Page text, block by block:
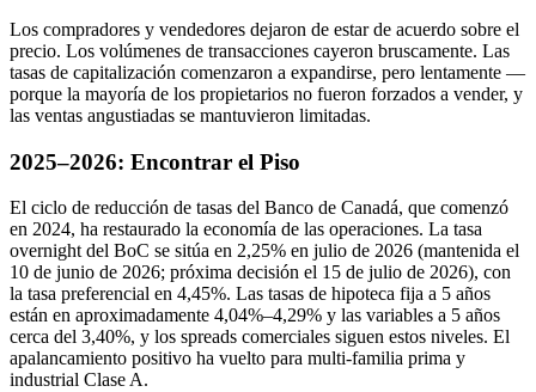
Los compradores y vendedores dejaron de estar de acuerdo sobre el
precio. Los volúmenes de transacciones cayeron bruscamente. Las
tasas de capitalización comenzaron a expandirse, pero lentamente —
porque la mayoría de los propietarios no fueron forzados a vender, y
las ventas angustiadas se mantuvieron limitadas.
2025–2026: Encontrar el Piso
El ciclo de reducción de tasas del Banco de Canadá, que comenzó
en 2024, ha restaurado la economía de las operaciones. La tasa
overnight del BoC se sitúa en 2,25% en julio de 2026 (mantenida el
10 de junio de 2026; próxima decisión el 15 de julio de 2026), con
la tasa preferencial en 4,45%. Las tasas de hipoteca fija a 5 años
están en aproximadamente 4,04%–4,29% y las variables a 5 años
cerca del 3,40%, y los spreads comerciales siguen estos niveles. El
apalancamiento positivo ha vuelto para multi-familia prima y
industrial Clase A.